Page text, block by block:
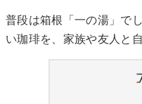
普段は箱根「一の湯」で
い珈琲を、家族や友人と